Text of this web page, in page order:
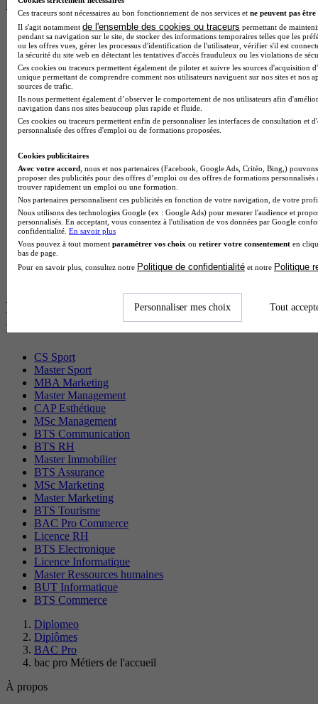
les plus recherchés
BTS Esf en alternance
BTS Dietetique en alternance
BTS Mco en alternance
BTS Pi en alternance
BTS Sp3s en alternance
Master CCA en alternance
BTS Ndrc en alternance
BTS Sam en alternance
Cap Fleuriste en alternance
MSc Marketing Digital en alternance
BTS Gpme en alternance
Cap Electricien en alternance
BTS Gpn en alternance
BTS Domotique en alternance
BAC Pro Agora en alternance
BTS Sta en alternance
BTS Iris en alternance
BTS Tpl en alternance
Les diplômes par filière les plus
recherchés
CS Sport
Master Sport
MBA Marketing
Master Management
CAP Esthétique
MSc Management
BTS Communication
BTS RH
Master Immobilier
BTS Assurance
MSc Marketing
Master Marketing
BTS Tourisme
BAC Pro Commerce
Licence RH
BTS Electronique
Licence Informatique
Master Ressources humaines
BUT Informatique
BTS Commerce
Diplomeo
Diplômes
BAC Pro
bac pro Métiers de l'accueil
À propos
Ces traceurs sont nécessaires au bon fonctionnement de nos services et ne peuvent pas être
Il s'agit notamment de l'ensemble des cookies ou traceurs permettant de
pendant sa navigation sur le site, de stocker des informations temporaires telles que les
ou les offres vues, gérer les processus d'identification de l'utilisateur, vérifier s'il est
la sécurité du site web en détectant les tentatives d'accès frauduleux ou les violations de
Ces cookies ou traceurs permettent également de piloter et suivre les sources d'acquisition
unique permettant de comprendre comment nos utilisateurs naviguent sur nos sites et nos
sources de trafic.
Ils nous permettent également d’observer le comportement de nos utilisateurs afin
navigation dans nos sites beaucoup plus rapide et fluide.
Ces cookies ou traceurs permettent enfin de personnaliser les interfaces de consultation et
personnalisée des offres d'emploi ou de formations proposées.
Cookies publicitaires
Avec votre accord , nous et nos partenaires (Facebook, Google Ads, Critéo, Bing,)
proposer des publicités pour des offres d’emploi ou des offres de formations
trouver rapidement un emploi ou une formation.
Nos partenaires personnalisent ces publicités en fonction de votre navigation, de votre
Nous utilisons des technologies Google (ex : Google Ads) pour mesurer l'audience et
personnalisés. En acceptant, vous consentez à l'utilisation de vos données par Google
confidentialité. En savoir plus
Vous pouvez à tout moment paramétrer vos choix ou retirer votre consentement en
bas de page.
Pour en savoir plus, consultez notre Politique de confidentialité et notre Politique
Personnaliser mes choix Tout